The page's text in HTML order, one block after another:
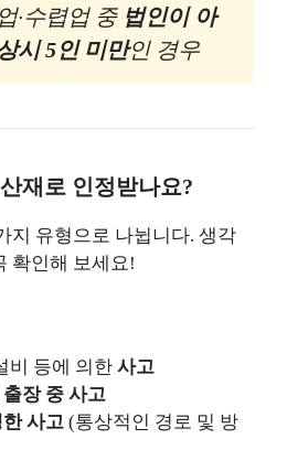
·수렵업 중 법인이 아
시 5인 미만인 경우
재로 인정받나요?
지 유형으로 나뉩니다. 생각
확인해 보세요!
비 등에 의한 사고
출장 중 사고
사고 (통상적인 경로 및 방